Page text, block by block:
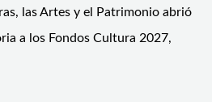
las Artes y el Patrimonio abrió
a los Fondos Cultura 2027,